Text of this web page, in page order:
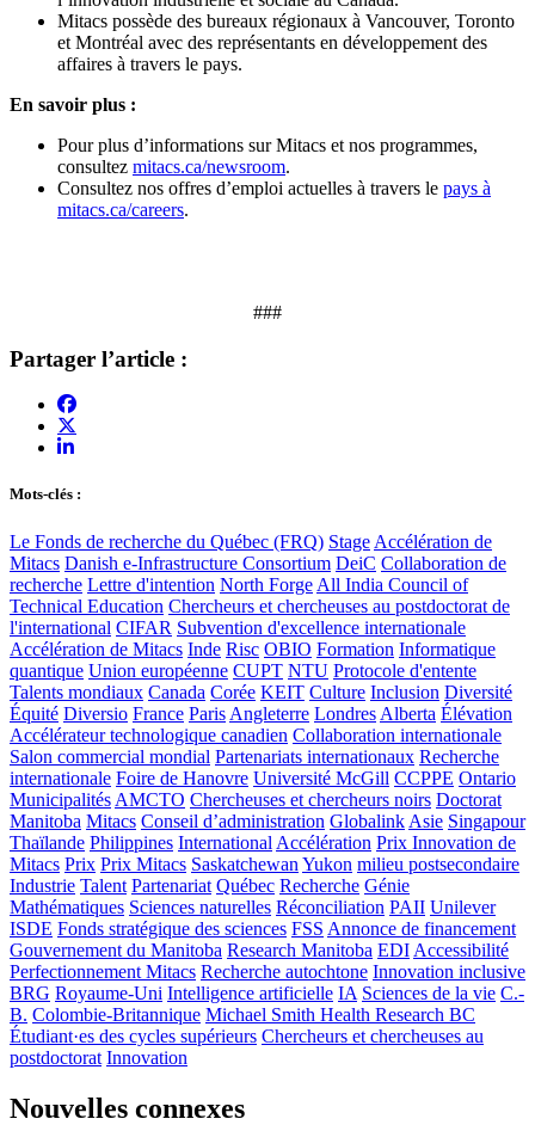
Mitacs possède des bureaux régionaux à Vancouver, Toronto
et Montréal avec des représentants en développement des
affaires à travers le pays.
En savoir plus :
Pour plus d’informations sur Mitacs et nos programmes,
consultez mitacs.ca/newsroom.
Consultez nos offres d’emploi actuelles à travers le pays à
mitacs.ca/careers.
###
Partager l’article :
Mots-clés :
Le Fonds de recherche du Québec (FRQ) Stage Accélération de
Mitacs Danish e-Infrastructure Consortium DeiC Collaboration de
recherche Lettre d'intention North Forge All India Council of
Technical Education Chercheurs et chercheuses au postdoctorat de
l'international CIFAR Subvention d'excellence internationale
Accélération de Mitacs Inde Risc OBIO Formation Informatique
quantique Union européenne CUPT NTU Protocole d'entente
Talents mondiaux Canada Corée KEIT Culture Inclusion Diversité
Équité Diversio France Paris Angleterre Londres Alberta Élévation
Accélérateur technologique canadien Collaboration internationale
Salon commercial mondial Partenariats internationaux Recherche
internationale Foire de Hanovre Université McGill CCPPE Ontario
Municipalités AMCTO Chercheuses et chercheurs noirs Doctorat
Manitoba Mitacs Conseil d’administration Globalink Asie Singapour
Thaïlande Philippines International Accélération Prix Innovation de
Mitacs Prix Prix Mitacs Saskatchewan Yukon milieu postsecondaire
Industrie Talent Partenariat Québec Recherche Génie
Mathématiques Sciences naturelles Réconciliation PAII Unilever
ISDE Fonds stratégique des sciences FSS Annonce de financement
Gouvernement du Manitoba Research Manitoba EDI Accessibilité
Perfectionnement Mitacs Recherche autochtone Innovation inclusive
BRG Royaume-Uni Intelligence artificielle IA Sciences de la vie C.-
B. Colombie-Britannique Michael Smith Health Research BC
Étudiant·es des cycles supérieurs Chercheurs et chercheuses au
postdoctorat Innovation
Nouvelles connexes